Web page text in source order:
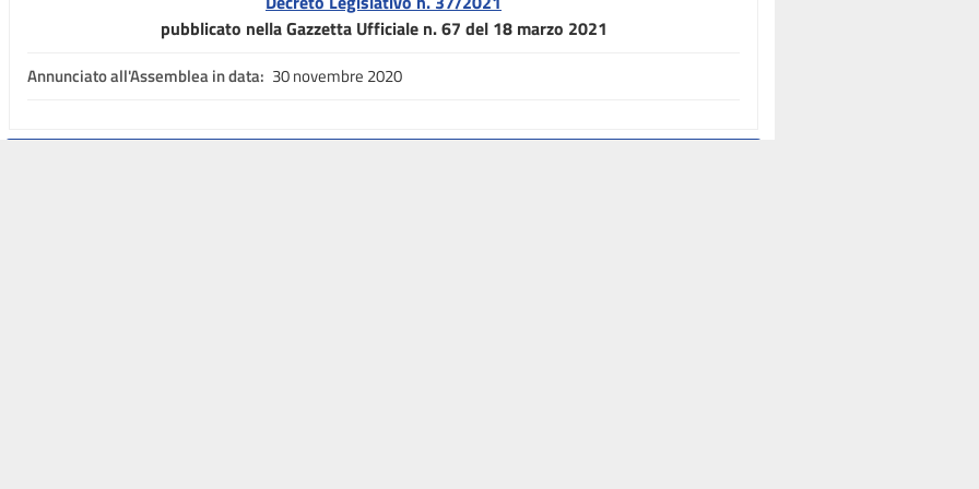
pubblicato nella Gazzetta Ufficiale n. 67 del 18 marzo 2021
Annunciato all'Assemblea in data: 30 novembre 2020